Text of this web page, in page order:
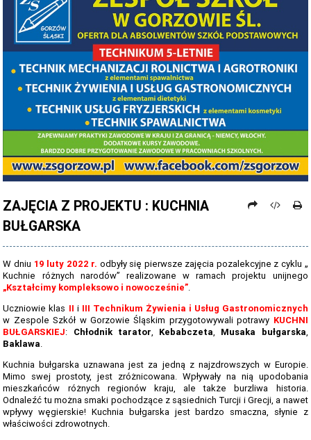
PROCEDURY NAUKI ZDALNEJ
PROCEDURY BEZPIECZEŃSTWA - COVID-19 - OD 15 WRZEŚNIA 2021
PREZENTACJA SZKOŁY 2026 - 2027
ZDJĘCIA GRUPOWE 2022 - 2023
KADRA PEDAGOGICZNA
DANE OSOBOWE
PROJEKT: "NOWE SPOJRZENIE - NOWE MOŻLIWOŚCI - SPOJRZENIE W
PRZYSZŁOŚĆ"
NABÓR NA ROK SZKOLNY 2026/2027
NASZE KIERUNKI TECHNIKUM - 2026-2027 - OPIS
REGULAMIN REKRUTACJI SZKOŁY DZIENNE 2026-2027
TERMINARZ REKRUTACJI 2026-2027
TMRIA - ROLNICTWO Z ELEMENTAMI SPAWALNICTWA
TŻIUG - GASTRONOMIA Z ELEMENTAMI DIETETYKI
TUF - FRYZJERSTWO Z ELEMENTAMI KOSMETYKI
TS - TECHNIKUM SPAWALNICTWA
ZAJĘCIA Z PROJEKTU : KUCHNIA
BUŁGARSKA
W dniu 19 luty 2022 r. odbyły się pierwsze zajęcia pozalekcyjne z cyklu „
Kuchnie różnych narodów” realizowane w ramach projektu unijnego
„Kształcimy kompleksowo i nowocześnie”.
Uczniowie klas II i III Technikum Żywienia i Usług Gastronomicznych
w Zespole Szkół w Gorzowie Śląskim przygotowywali potrawy KUCHNI
BUŁGARSKIEJ: Chłodnik tarator, Kebabczeta, Musaka bułgarska,
Baklawa.
Kuchnia bułgarska uznawana jest za jedną z najzdrowszych w Europie.
Mimo swej prostoty, jest zróżnicowana. Wpływały na nią upodobania
mieszkańców różnych regionów kraju, ale także burzliwa historia.
Odnaleźć tu można smaki pochodzące z sąsiednich Turcji i Grecji, a nawet
wpływy węgierskie! Kuchnia bułgarska jest bardzo smaczna, słynie z
właściwości zdrowotnych.